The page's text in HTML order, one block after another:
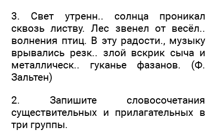
3. Свет утренн.. солнца проникал
сквозь листву. Лес звенел от весёл..
волнения птиц. В эту радости., музыку
врывались резк.. злой вскрик сыча и
металлическ.. гуканье фазанов. (Ф.
Зальтен)
2. Запишите словосочетания
существительных и прилагательных в
три группы.